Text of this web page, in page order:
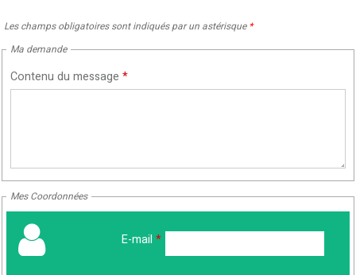
Les champs obligatoires sont indiqués par un astérisque *
Ma demande
Contenu du message *
Mes Coordonnées
E-mail *